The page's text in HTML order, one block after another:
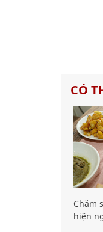
CÓ
Chăm
hiện